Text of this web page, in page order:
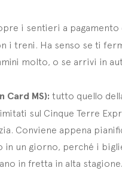
i sentieri a pagamento
i treni. Ha senso se ti
molto, o se arrivi in
Card MS): tutto quello
sul Cinque Terre
Conviene appena
in un giorno, perché i
in fretta in alta stagione.